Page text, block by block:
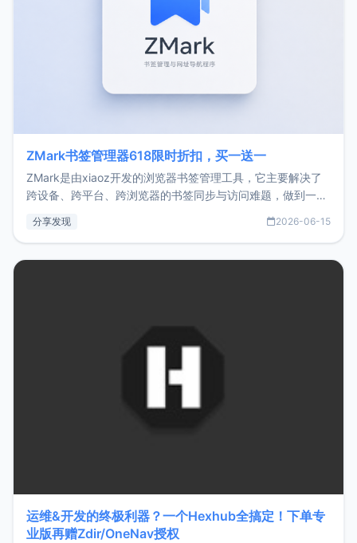
ZMark书签管理器618限时折扣，买一送一
ZMark是由xiaoz开发的浏览器书签管理工具，它主要解决了
跨设备、跨平台、跨浏览器的书签同步与访问难题，做到一处
用，让管理更高效。ZMark官网地址：
分享发现 2026-06-15
运维&开发的终极利器？一个Hexhub全搞定！下单专
业版再赠Zdir/OneNav授权